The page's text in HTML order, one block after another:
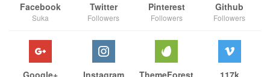
Facebook
Suka
Twitter
Followers
Pinterest
Followers
Github
Followers